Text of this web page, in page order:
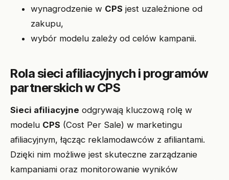
wynagrodzenie w CPS jest uzależnione od
zakupu,
wybór modelu zależy od celów kampanii.
Rola sieci afiliacyjnych i programów
partnerskich w CPS
Sieci afiliacyjne odgrywają kluczową rolę w
modelu CPS (Cost Per Sale) w marketingu
afiliacyjnym, łącząc reklamodawców z afiliantami.
Dzięki nim możliwe jest skuteczne zarządzanie
kampaniami oraz monitorowanie wyników